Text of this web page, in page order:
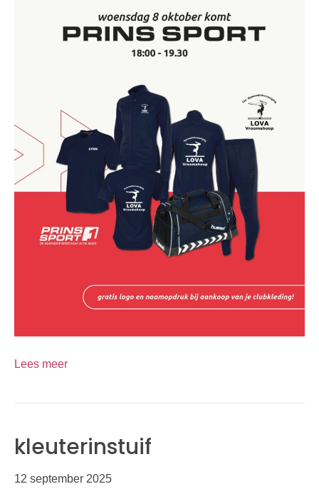
Lees meer
kleuterinstuif
12 september 2025